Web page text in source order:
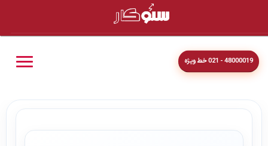
48000019 - 021 خط ویژه